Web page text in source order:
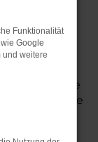
bietet
Škoda
und
des
die
Funktionalität
Google
und weitere